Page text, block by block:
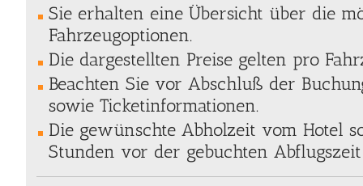
Sie erhalten eine Übersicht über die
Fahrzeugoptionen.
Die dargestellten Preise gelten pro
Beachten Sie vor Abschluß der
sowie Ticketinformationen.
Die gewünschte Abholzeit vom Hotel
Stunden vor der gebuchten